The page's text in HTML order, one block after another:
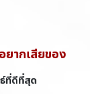
ยากเสียของ
ที่ดีที่สุด